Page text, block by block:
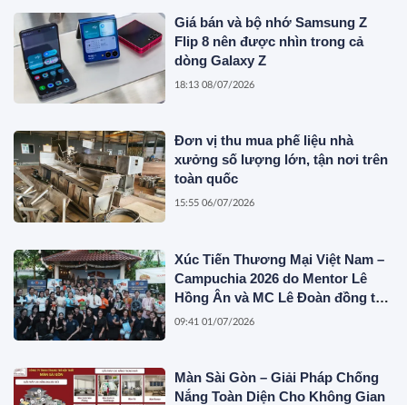
Giá bán và bộ nhớ Samsung Z
Flip 8 nên được nhìn trong cả
dòng Galaxy Z
18:13 08/07/2026
Đơn vị thu mua phế liệu nhà
xưởng số lượng lớn, tận nơi trên
toàn quốc
15:55 06/07/2026
Xúc Tiến Thương Mại Việt Nam –
Campuchia 2026 do Mentor Lê
Hồng Ân và MC Lê Đoàn đồng tổ
chức
09:41 01/07/2026
Màn Sài Gòn – Giải Pháp Chống
Nắng Toàn Diện Cho Không Gian